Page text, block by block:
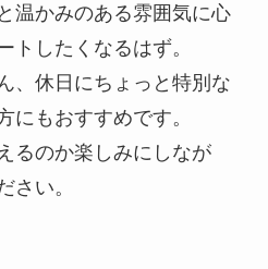
温かみのある雰囲気に心
トしたくなるはず。
、休日にちょっと特別な
にもおすすめです。
るのか楽しみにしなが
さい。